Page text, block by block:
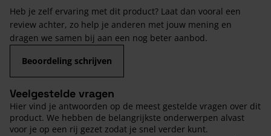
Heb je zelf ervaring met dit product? Laat dan vooral een
review achter, zo help je anderen met jouw mening en
dragen we samen bij aan een nog beter aanbod.
Beoordeling schrijven
Veelgestelde vragen
Hier vind je antwoorden op de meest gestelde vragen over dit
product. We hebben de belangrijkste onderwerpen alvast
voor je op een rij gezet zodat je snel verder kunt.